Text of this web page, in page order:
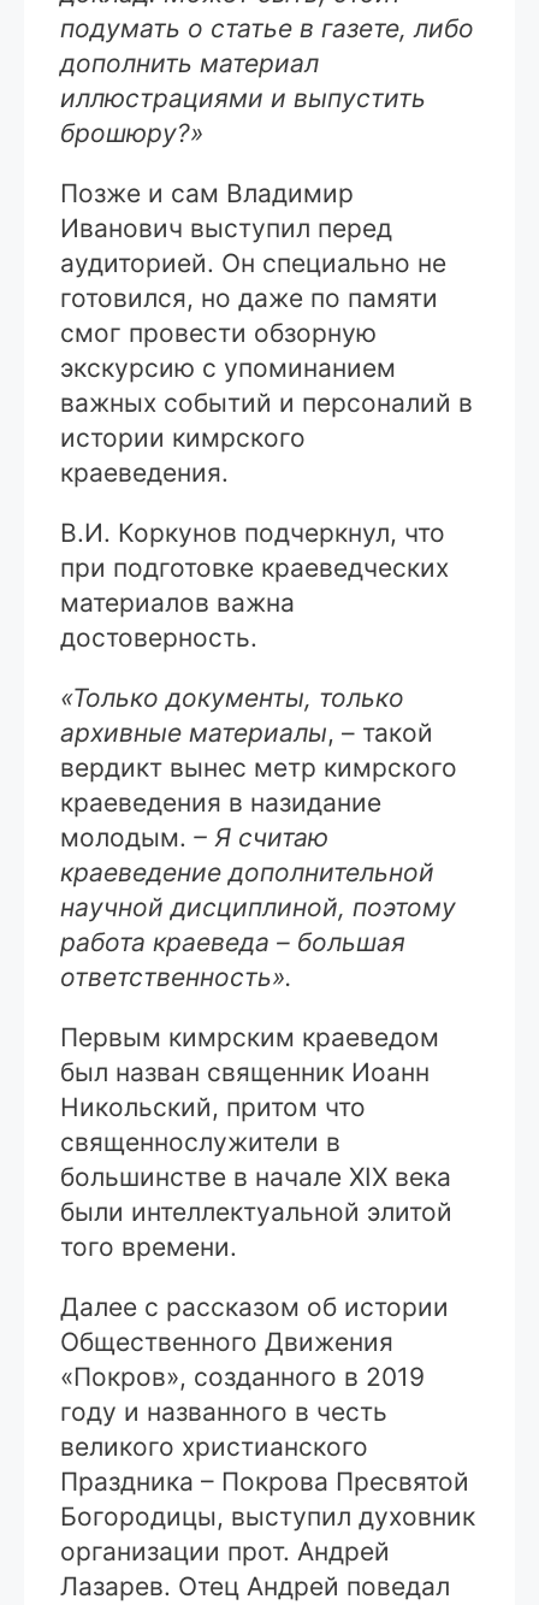
подумать о статье в газете, либо
дополнить материал
иллюстрациями и выпустить
брошюру?»
Позже и сам Владимир
Иванович выступил перед
аудиторией. Он специально не
готовился, но даже по памяти
смог провести обзорную
экскурсию с упоминанием
важных событий и персоналий в
истории кимрского
краеведения.
В.И. Коркунов подчеркнул, что
при подготовке краеведческих
материалов важна
достоверность.
«Только документы, только
архивные материалы, – такой
вердикт вынес метр кимрского
краеведения в назидание
молодым. – Я считаю
краеведение дополнительной
научной дисциплиной, поэтому
работа краеведа – большая
ответственность».
Первым кимрским краеведом
был назван священник Иоанн
Никольский, притом что
священнослужители в
большинстве в начале XIX века
были интеллектуальной элитой
того времени.
Далее с рассказом об истории
Общественного Движения
«Покров», созданного в 2019
году и названного в честь
великого христианского
Праздника – Покрова Пресвятой
Богородицы, выступил духовник
организации прот. Андрей
Лазарев. Отец Андрей поведал